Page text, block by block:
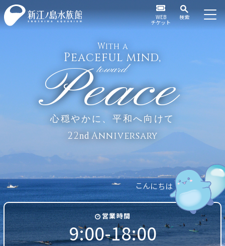
WEB
チケット
検索
With a
Peaceful mind,
toward
Peace
心穏やかに、平和へ向けて
22nd Anniversary
営業時間
9:00-18:00
こんにちは